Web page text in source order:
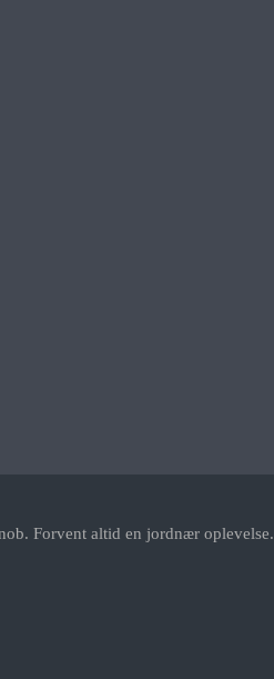
Forvent altid en jordnær oplevelse.